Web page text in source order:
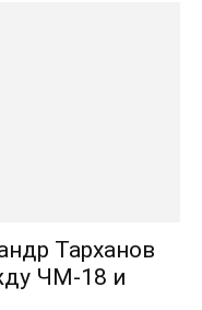
Тарханов
ЧМ-18 и